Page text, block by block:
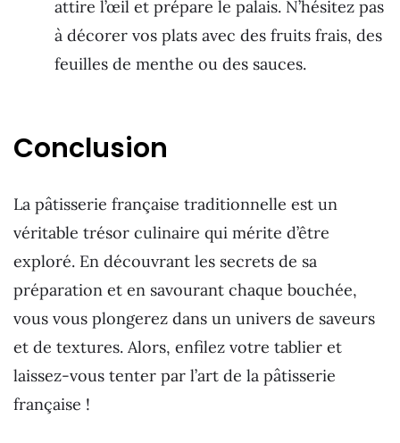
attire l’œil et prépare le palais. N’hésitez pas
à décorer vos plats avec des fruits frais, des
feuilles de menthe ou des sauces.
Conclusion
La pâtisserie française traditionnelle est un
véritable trésor culinaire qui mérite d’être
exploré. En découvrant les secrets de sa
préparation et en savourant chaque bouchée,
vous vous plongerez dans un univers de saveurs
et de textures. Alors, enfilez votre tablier et
laissez-vous tenter par l’art de la pâtisserie
française !